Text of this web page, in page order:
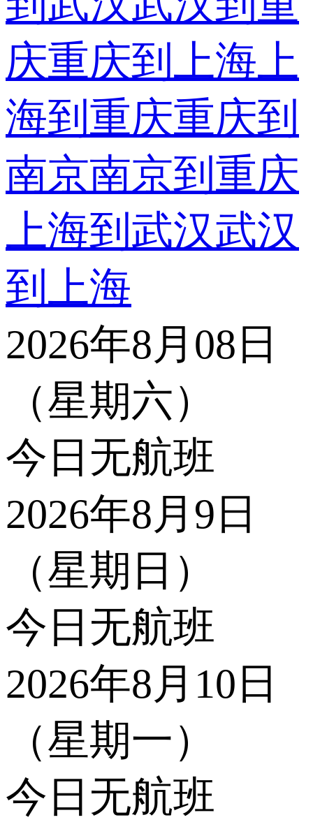
庆重庆到上海上
海到重庆重庆到
南京南京到重庆
上海到武汉武汉
到上海
2026年8月08日
（星期六）
今日无航班
2026年8月9日
（星期日）
今日无航班
2026年8月10日
（星期一）
今日无航班